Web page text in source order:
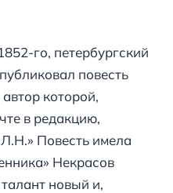
го, петербургский
повесть
которой,
в редакцию,
Повесть имела
Некрасов
новый и,